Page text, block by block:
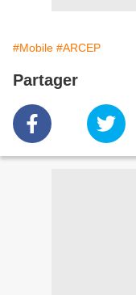
#Mobile #ARCEP
Partager